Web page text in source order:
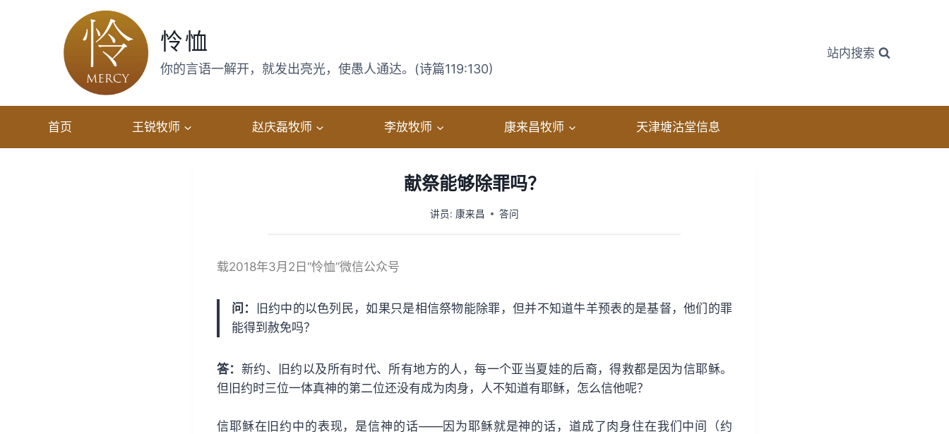
怜恤
你的言语一解开，就发出亮光，使愚人通达。(诗篇119:130)
站内搜索
首页 王锐牧师 赵庆磊牧师 李放牧师 康来昌牧师 天津塘沽堂信息
献祭能够除罪吗？
讲员: 康来昌 答问
载2018年3月2日“怜恤”微信公众号
问：
旧约中的以色列民，如果只是相信祭物能除罪，但并不知道牛羊预表的是基督，他们的罪
能得到赦免吗？
答： 新约、旧约以及所有时代、所有地方的人，每一个亚当夏娃的后裔，得救都是因为信耶稣。
但旧约时三位一体真神的第二位还没有成为肉身，人不知道有耶稣，怎么信他呢？
信耶稣在旧约中的表现，是信神的话——因为耶稣就是神的话，道成了肉身住在我们中间（约